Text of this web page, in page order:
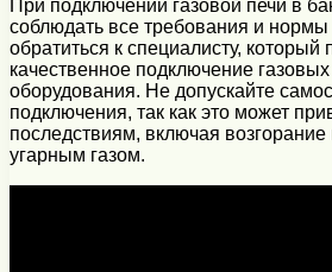
При подключении газовой печи в
соблюдать все требования и
обратиться к специалисту, который
качественное подключение
оборудования. Не допускайте
подключения, так как это может
последствиям, включая
угарным газом.